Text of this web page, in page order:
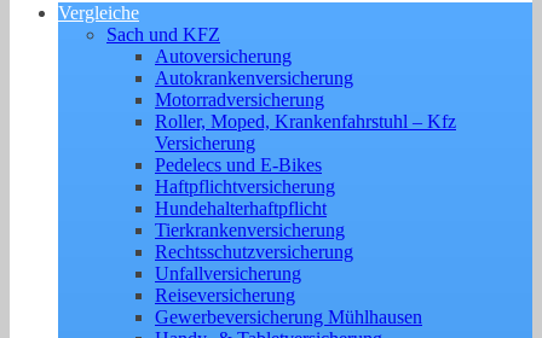
Vergleiche
Sach und KFZ
Autoversicherung
Autokrankenversicherung
Motorradversicherung
Roller, Moped, Krankenfahrstuhl – Kfz
Versicherung
Pedelecs und E-Bikes
Haftpflichtversicherung
Hundehalterhaftpflicht
Tierkrankenversicherung
Rechtsschutzversicherung
Unfallversicherung
Reiseversicherung
Gewerbeversicherung Mühlhausen